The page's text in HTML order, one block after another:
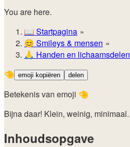
You are here.
📖 Startpagina
😊️ Smileys & mensen
🙏 Handen en lichaamsdelen
🤏 emoji kopiëren delen
Betekenis van emoji 🤏
Bijna daar! Klein, weinig, minimaal.
Inhoudsopgave